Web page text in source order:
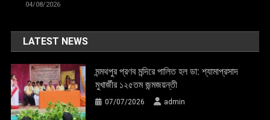
04/08/2026
LATEST NEWS
মন্মথপুর প্রণব মন্দিরে পালিত হল ডা: শ্যামাপ্রসাদ
মুখার্জীর ১২৫তম জন্মজয়ন্তী
07/07/2026 admin